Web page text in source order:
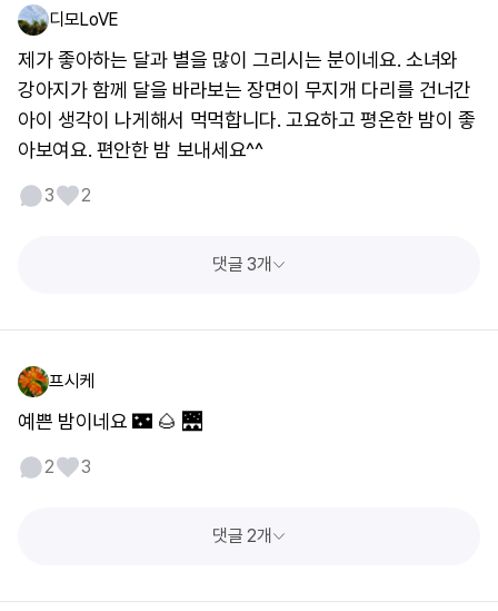
디모LoVE
제가 좋아하는 달과 별을 많이 그리시는 분이네요. 소녀와
강아지가 함께 달을 바라보는 장면이 무지개 다리를 건너간
아이 생각이 나게해서 먹먹합니다. 고요하고 평온한 밤이 좋
아보여요. 편안한 밤 보내세요^^
3 2
댓글 3개
프시케
예쁜 밤이네요 🌃 🌰 🌉
2 3
댓글 2개